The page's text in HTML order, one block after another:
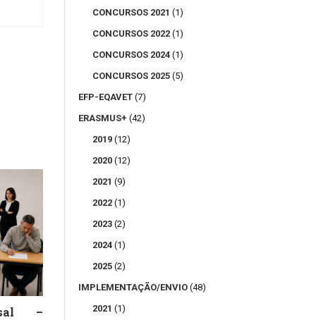
–
CONCURSOS 2021 (1)
CONCURSOS 2022 (1)
CONCURSOS 2024 (1)
CONCURSOS 2025 (5)
EFP-EQAVET (7)
ERASMUS+ (42)
2019 (12)
2020 (12)
2021 (9)
2022 (1)
2023 (2)
2024 (1)
2025 (2)
IMPLEMENTAÇÃO/ENVIO (48)
2021 (1)